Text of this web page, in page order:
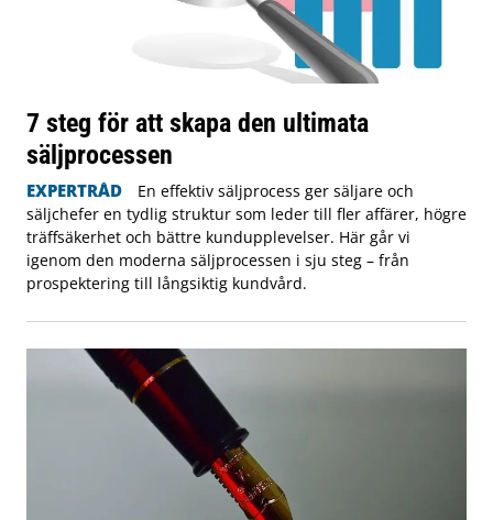
7 steg för att skapa den ultimata
säljprocessen
EXPERTRÅD
En effektiv säljprocess ger säljare och
säljchefer en tydlig struktur som leder till fler affärer, högre
träffsäkerhet och bättre kundupplevelser. Här går vi
igenom den moderna säljprocessen i sju steg – från
prospektering till långsiktig kundvård.